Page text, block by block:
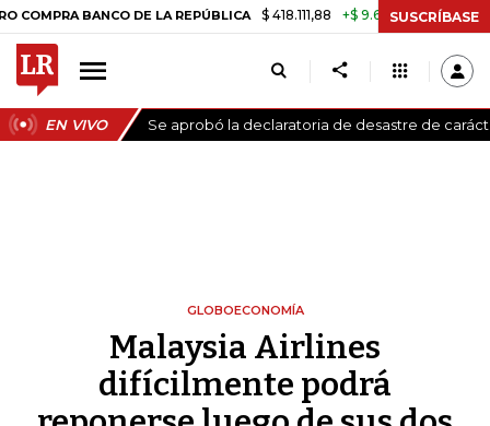
BANCO DE LA REPÚBLICA $ 418.111,88 +$ 9.612,91 +2,35% TASA
SUSCRÍBASE
EN VIVO Se aprobó la declaratoria de desastre de
GLOBOECONOMÍA
Malaysia Airlines
difícilmente podrá